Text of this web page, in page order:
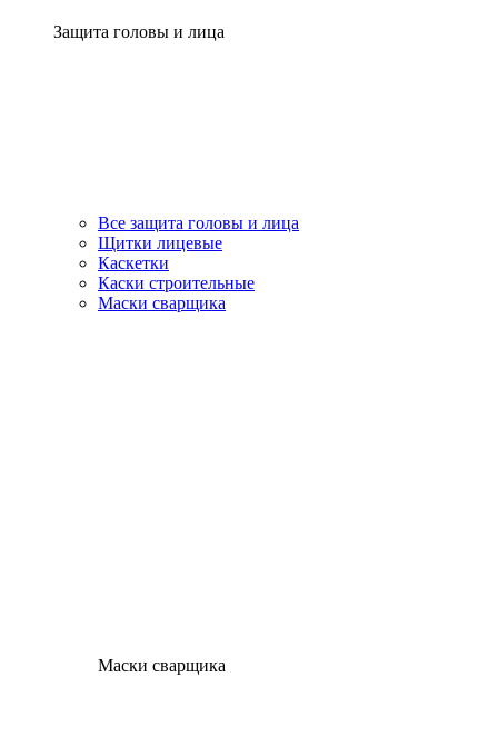
Защита головы и лица
Все защита головы и лица
Щитки лицевые
Каскетки
Каски строительные
Маски сварщика
Маски сварщика